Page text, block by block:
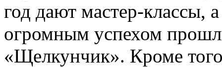
год дают мастер-классы,
огромным успехом
«Щелкунчик». Кроме